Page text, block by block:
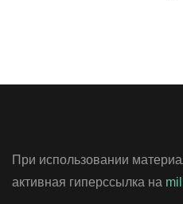
При использовании
активная гиперссылка на